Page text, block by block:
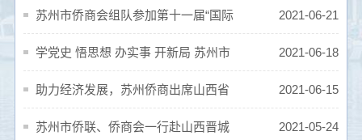
成立100周年庆祝大会
苏州市侨商会组队参加第十一届“国际
华商•清华论坛”暨“数字化转型与长三角
发展”（昆山）论坛活动
2021-06-21
学党史 悟思想 办实事 开新局 苏州市
侨商会举办庆祝中国共产党成立100周年
活动
2021-06-18
助力经济发展，苏州侨商出席山西省
（长三角）外资企业投资合作推介对接
2021-06-15
苏州市侨联、侨商会一行赴山西晋城 2021-05-24